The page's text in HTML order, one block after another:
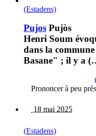
(Estadens)
Pujos Pujòs
Henri Soum
dans la
Basane" ; il y a
Prononcer à peu
18 mai 2025
(Estadens)